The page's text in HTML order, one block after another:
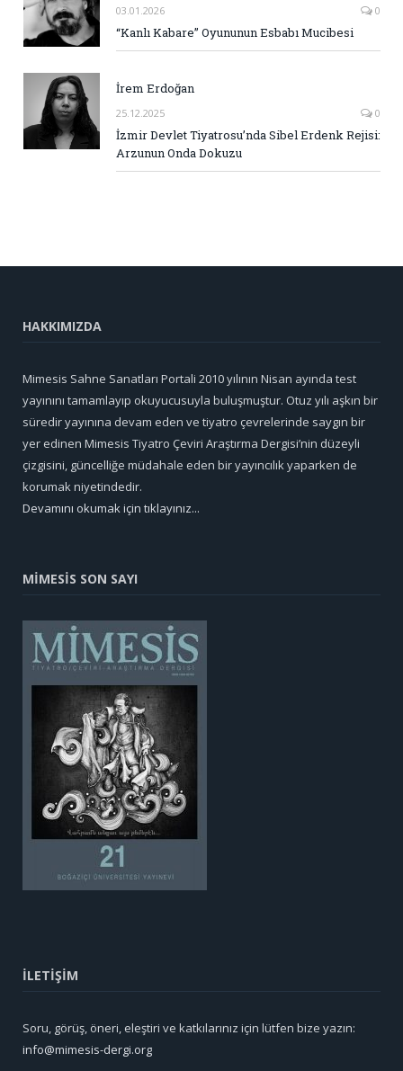
03.01.2026 0
“Kanlı Kabare” Oyununun Esbabı Mucibesi
İrem Erdoğan
25.12.2025 0
İzmir Devlet Tiyatrosu’nda Sibel Erdenk Rejisi:
Arzunun Onda Dokuzu
HAKKIMIZDA
Mimesis Sahne Sanatları Portali 2010 yılının Nisan ayında test
yayınını tamamlayıp okuyucusuyla buluşmuştur. Otuz yılı aşkın bir
süredir yayınına devam eden ve tiyatro çevrelerinde saygın bir
yer edinen Mimesis Tiyatro Çeviri Araştırma Dergisi’nin düzeyli
çizgisini, güncelliğe müdahale eden bir yayıncılık yaparken de
korumak niyetindedir.
Devamını okumak için tıklayınız...
MİMESİS SON SAYI
İLETİŞİM
Soru, görüş, öneri, eleştiri ve katkılarınız için lütfen bize yazın:
info@mimesis-dergi.org